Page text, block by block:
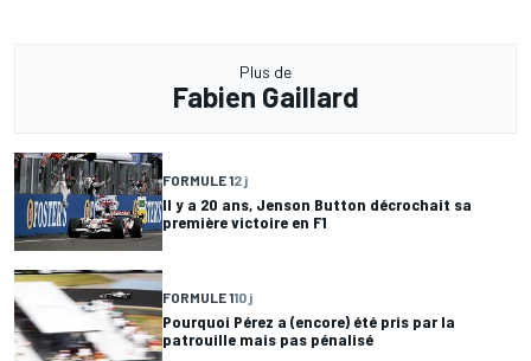
Plus de
Fabien Gaillard
FORMULE 12 j
Il y a 20 ans, Jenson Button décrochait sa
première victoire en F1
FORMULE 110 j
Pourquoi Pérez a (encore) été pris par la
patrouille mais pas pénalisé